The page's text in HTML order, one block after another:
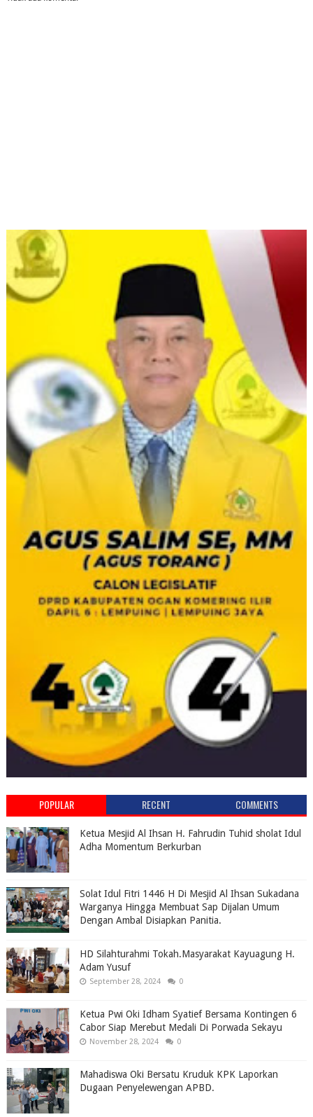
POPULAR RECENT COMMENTS
Ketua Mesjid Al Ihsan H. Fahrudin Tuhid sholat Idul
Adha Momentum Berkurban
Solat Idul Fitri 1446 H Di Mesjid Al Ihsan Sukadana
Warganya Hingga Membuat Sap Dijalan Umum
Dengan Ambal Disiapkan Panitia.
HD Silahturahmi Tokah.Masyarakat Kayuagung H.
Adam Yusuf
September 28, 2024 0
Ketua Pwi Oki Idham Syatief Bersama Kontingen 6
Cabor Siap Merebut Medali Di Porwada Sekayu
November 28, 2024 0
Mahadiswa Oki Bersatu Kruduk KPK Laporkan
Dugaan Penyelewengan APBD.